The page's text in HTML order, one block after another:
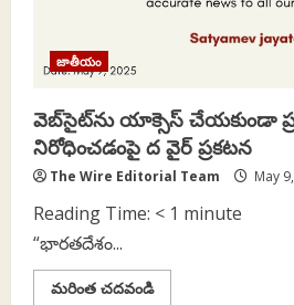
జాతీయం
వెబ్‌సైట్‌ను యాక్సెస్ చేయకుండా
నిరోధించడంపై ద వైర్ ప్రకటన
The Wire Editorial Team May
Reading Time: < 1 minute
“భారతదేశం...
మరింత చదవండిRead